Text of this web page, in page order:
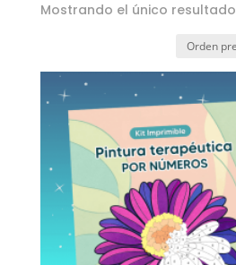
Mostrando el único resultado